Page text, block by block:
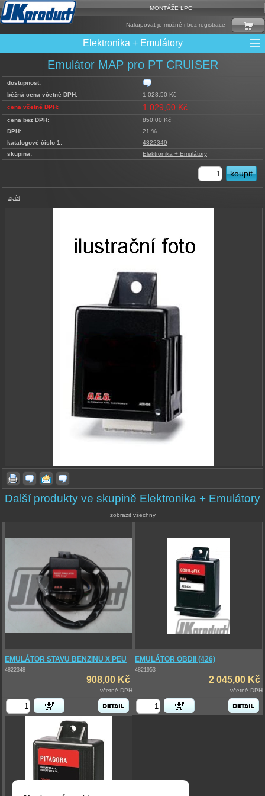
MONTÁŽE LPG
Nakupovat je možné i bez registrace
CNG Nádrže
Elektronika + Emulátory
Filtry + Membrány
LPG Nádrže
Mixy + protizášlehové klapky
Multiventily + příslušenství
Ochrana Motoru
Přepínače
Rámy nádrží
Redukce plnění
Reduktory
Řídící jednotky + Testry
Sady + vstřikovače
Spojovací Materiál
Spotřební materiál
Trubky a Hadice
Ventily
Emulátor MAP pro PT CRUISER
dostupnost:
běžná cena včetně DPH:
1 028,50 Kč
cena včetně DPH:
1 029,00 Kč
cena bez DPH:
850,00 Kč
DPH:
21 %
katalogové číslo 1:
4822349
skupina:
Elektronika + Emulátory
zpět
Další produkty ve skupině Elektronika + Emulátory
zobrazit všechny
EMULÁTOR STAVU BENZINU X PEU
4822348
908,00 Kč
včetně DPH
EMULÁTOR OBDII (426)
4821953
2 045,00 Kč
včetně DPH